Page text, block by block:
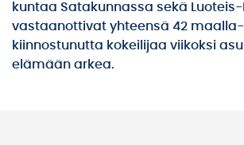
kuntaa Satakunnassa sekä
vastaanottivat yhteensä 42
kiinnostunutta kokeilijaa viikoksi
elämään arkea.